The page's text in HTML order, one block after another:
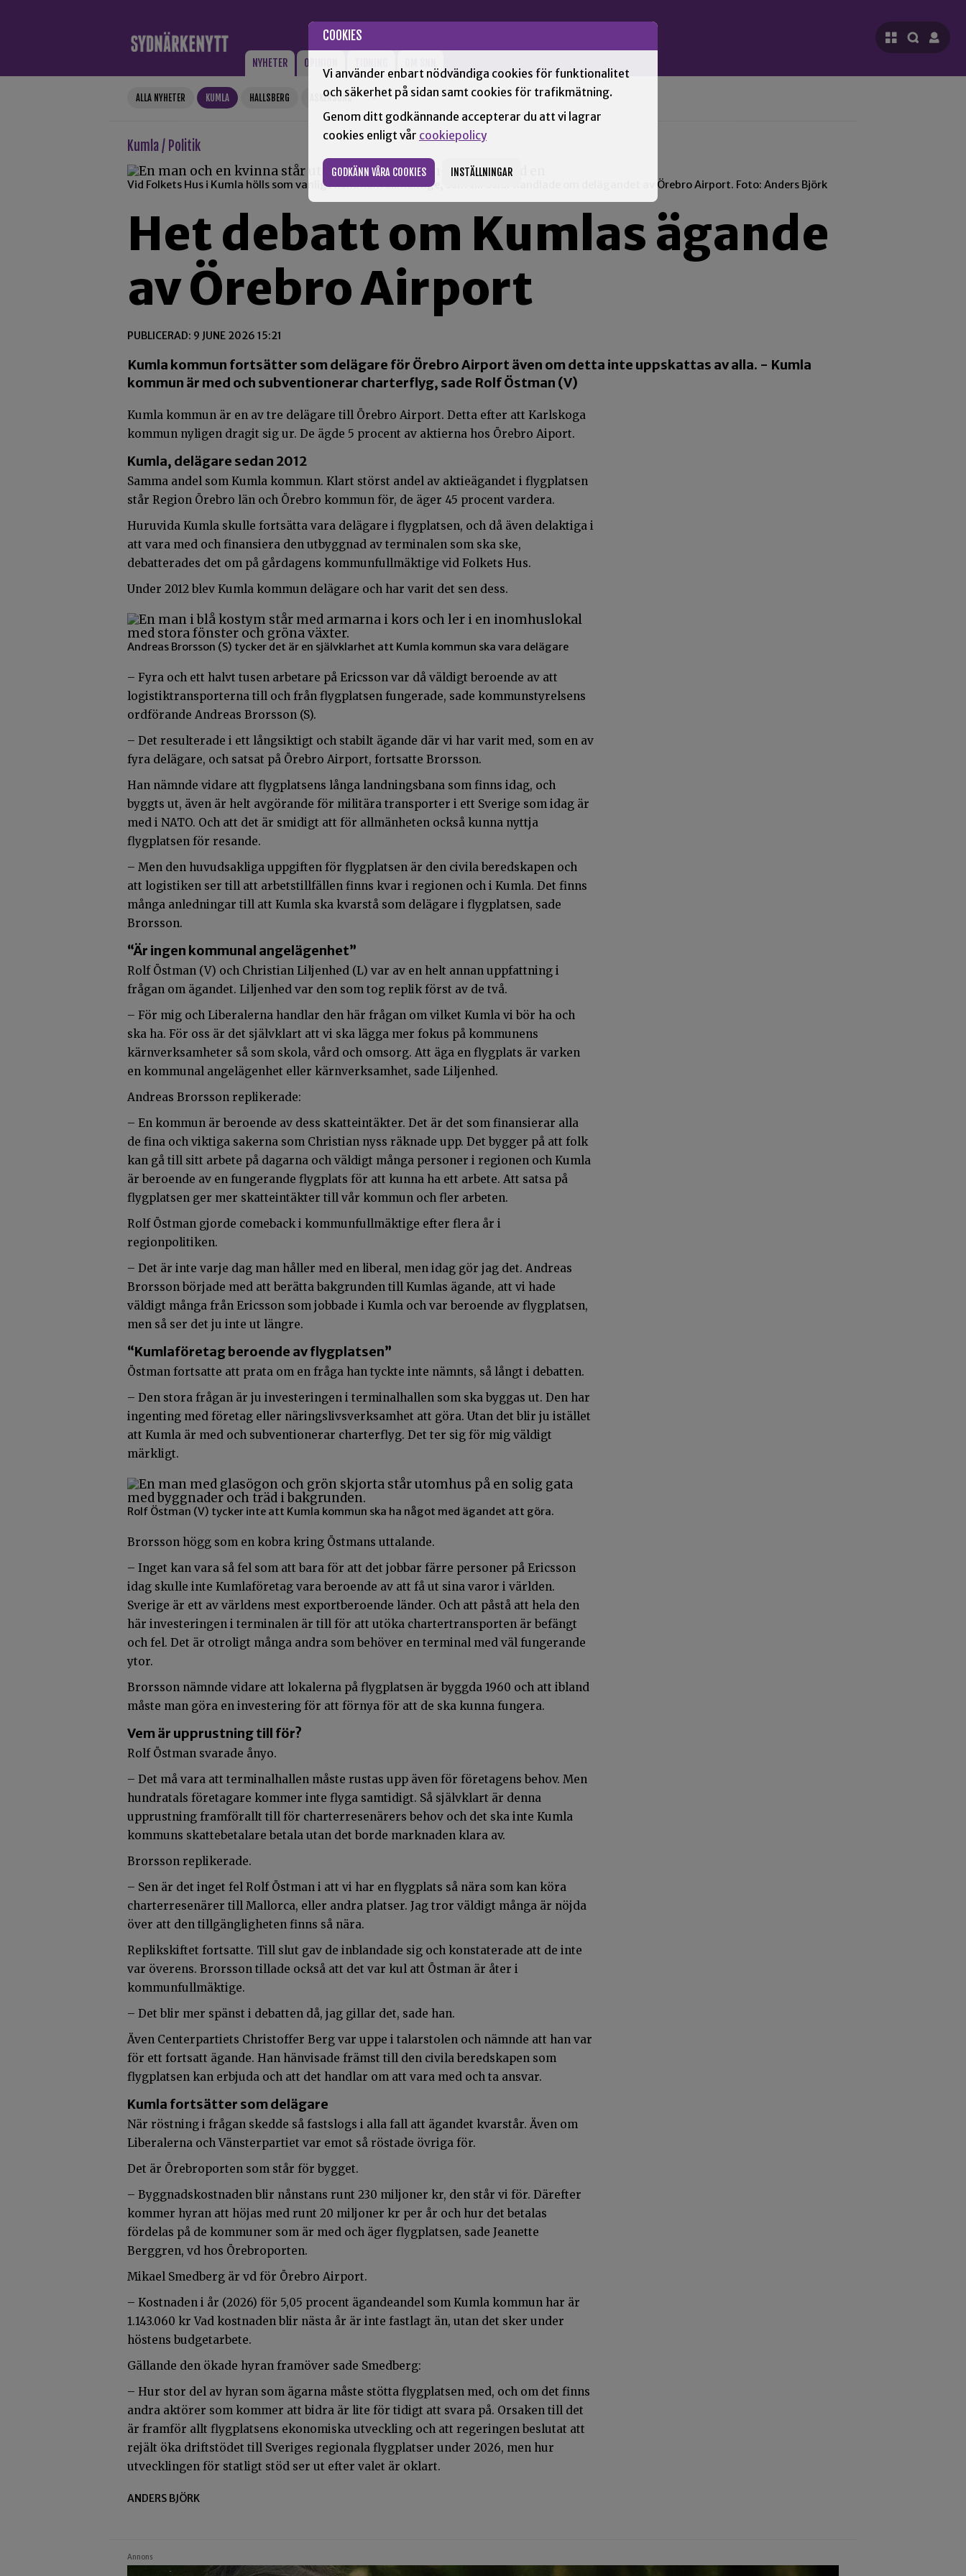
COOKIES
Vi använder enbart nödvändiga cookies för funktionalitet
och säkerhet på sidan samt cookies för trafikmätning.
Genom ditt godkännande accepterar du att vi lagrar
cookies enligt vår cookiepolicy
GODKÄNN VÅRA COOKIES INSTÄLLNINGAR
NYHETER OPINION
ALLA NYHETER KUMLA HALLSBERG ASKERSUND +
Kumla / Politik
Vid Folkets Hus i Kumla hölls som vanligt kommunfullmäktige, som till delar handlade om delägandet av Örebro Airport. Foto: Anders Björk
Het debatt om Kumlas ägande
av Örebro Airport
PUBLICERAD: 9 JUNE 2026 15:21
Kumla kommun fortsätter som delägare för Örebro Airport även om detta inte uppskattas av alla. - Kumla
kommun är med och subventionerar charterflyg, sade Rolf Östman (V)
Kumla kommun är en av tre delägare till Örebro Airport. Detta efter att Karlskoga
kommun nyligen dragit sig ur. De ägde 5 procent av aktierna hos Örebro Aiport.
Kumla, delägare sedan 2012
Samma andel som Kumla kommun. Klart störst andel av aktieägandet i flygplatsen
står Region Örebro län och Örebro kommun för, de äger 45 procent vardera.
Huruvida Kumla skulle fortsätta vara delägare i flygplatsen, och då även delaktiga i
att vara med och finansiera den utbyggnad av terminalen som ska ske,
debatterades det om på gårdagens kommunfullmäktige vid Folkets Hus.
Under 2012 blev Kumla kommun delägare och har varit det sen dess.
Andreas Brorsson (S) tycker det är en självklarhet att Kumla kommun ska vara delägare
– Fyra och ett halvt tusen arbetare på Ericsson var då väldigt beroende av att
logistiktransporterna till och från flygplatsen fungerade, sade kommunstyrelsens
ordförande Andreas Brorsson (S).
– Det resulterade i ett långsiktigt och stabilt ägande där vi har varit med, som en av
fyra delägare, och satsat på Örebro Airport, fortsatte Brorsson.
Han nämnde vidare att flygplatsens långa landningsbana som finns idag, och
byggts ut, även är helt avgörande för militära transporter i ett Sverige som idag är
med i NATO. Och att det är smidigt att för allmänheten också kunna nyttja
flygplatsen för resande.
– Men den huvudsakliga uppgiften för flygplatsen är den civila beredskapen och
att logistiken ser till att arbetstillfällen finns kvar i regionen och i Kumla. Det finns
många anledningar till att Kumla ska kvarstå som delägare i flygplatsen, sade
Brorsson.
“Är ingen kommunal angelägenhet”
Rolf Östman (V) och Christian Liljenhed (L) var av en helt annan uppfattning i
frågan om ägandet. Liljenhed var den som tog replik först av de två.
– För mig och Liberalerna handlar den här frågan om vilket Kumla vi bör ha och
ska ha. För oss är det självklart att vi ska lägga mer fokus på kommunens
kärnverksamheter så som skola, vård och omsorg. Att äga en flygplats är varken
en kommunal angelägenhet eller kärnverksamhet, sade Liljenhed.
Andreas Brorsson replikerade:
– En kommun är beroende av dess skatteintäkter. Det är det som finansierar alla
de fina och viktiga sakerna som Christian nyss räknade upp. Det bygger på att folk
kan gå till sitt arbete på dagarna och väldigt många personer i regionen och Kumla
är beroende av en fungerande flygplats för att kunna ha ett arbete. Att satsa på
flygplatsen ger mer skatteintäkter till vår kommun och fler arbeten.
Rolf Östman gjorde comeback i kommunfullmäktige efter flera år i
regionpolitiken.
– Det är inte varje dag man håller med en liberal, men idag gör jag det. Andreas
Brorsson började med att berätta bakgrunden till Kumlas ägande, att vi hade
väldigt många från Ericsson som jobbade i Kumla och var beroende av flygplatsen,
men så ser det ju inte ut längre.
“Kumlaföretag beroende av flygplatsen”
Östman fortsatte att prata om en fråga han tyckte inte nämnts, så långt i debatten.
– Den stora frågan är ju investeringen i terminalhallen som ska byggas ut. Den har
ingenting med företag eller näringslivsverksamhet att göra. Utan det blir ju istället
att Kumla är med och subventionerar charterflyg. Det ter sig för mig väldigt
märkligt.
Rolf Östman (V) tycker inte att Kumla kommun ska ha något med ägandet att göra.
Brorsson högg som en kobra kring Östmans uttalande.
– Inget kan vara så fel som att bara för att det jobbar färre personer på Ericsson
idag skulle inte Kumlaföretag vara beroende av att få ut sina varor i världen.
Sverige är ett av världens mest exportberoende länder. Och att påstå att hela den
här investeringen i terminalen är till för att utöka chartertransporten är befängt
och fel. Det är otroligt många andra som behöver en terminal med väl fungerande
ytor.
Brorsson nämnde vidare att lokalerna på flygplatsen är byggda 1960 och att ibland
måste man göra en investering för att förnya för att de ska kunna fungera.
Vem är upprustning till för?
Rolf Östman svarade ånyo.
– Det må vara att terminalhallen måste rustas upp även för företagens behov. Men
hundratals företagare kommer inte flyga samtidigt. Så självklart är denna
upprustning framförallt till för charterresenärers behov och det ska inte Kumla
kommuns skattebetalare betala utan det borde marknaden klara av.
Brorsson replikerade.
– Sen är det inget fel Rolf Östman i att vi har en flygplats så nära som kan köra
charterresenärer till Mallorca, eller andra platser. Jag tror väldigt många är nöjda
över att den tillgängligheten finns så nära.
Replikskiftet fortsatte. Till slut gav de inblandade sig och konstaterade att de inte
var överens. Brorsson tillade också att det var kul att Östman är åter i
kommunfullmäktige.
– Det blir mer spänst i debatten då, jag gillar det, sade han.
Även Centerpartiets Christoffer Berg var uppe i talarstolen och nämnde att han var
för ett fortsatt ägande. Han hänvisade främst till den civila beredskapen som
flygplatsen kan erbjuda och att det handlar om att vara med och ta ansvar.
Kumla fortsätter som delägare
När röstning i frågan skedde så fastslogs i alla fall att ägandet kvarstår. Även om
Liberalerna och Vänsterpartiet var emot så röstade övriga för.
Det är Örebroporten som står för bygget.
– Byggnadskostnaden blir nånstans runt 230 miljoner kr, den står vi för. Därefter
kommer hyran att höjas med runt 20 miljoner kr per år och hur det betalas
fördelas på de kommuner som är med och äger flygplatsen, sade Jeanette
Berggren, vd hos Örebroporten.
Mikael Smedberg är vd för Örebro Airport.
– Kostnaden i år (2026) för 5,05 procent ägandeandel som Kumla kommun har är
1.143.060 kr Vad kostnaden blir nästa år är inte fastlagt än, utan det sker under
höstens budgetarbete.
Gällande den ökade hyran framöver sade Smedberg:
– Hur stor del av hyran som ägarna måste stötta flygplatsen med, och om det finns
andra aktörer som kommer att bidra är lite för tidigt att svara på. Orsaken till det
är framför allt flygplatsens ekonomiska utveckling och att regeringen beslutat att
rejält öka driftstödet till Sveriges regionala flygplatser under 2026, men hur
utvecklingen för statligt stöd ser ut efter valet är oklart.
ANDERS BJÖRK
Annons